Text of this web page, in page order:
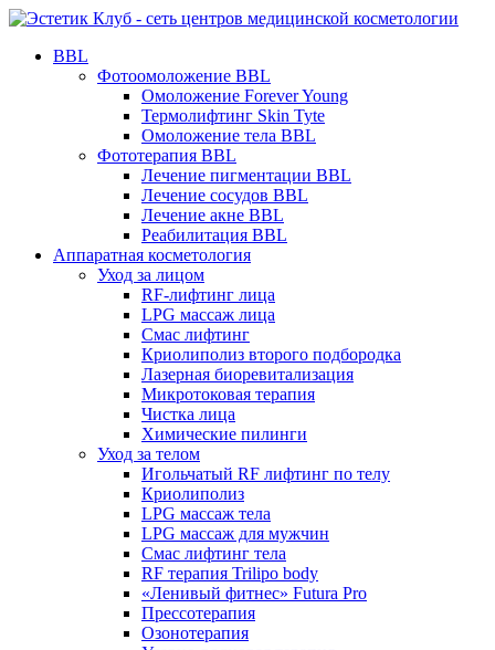
BBL
Фотоомоложение BBL
Омоложение Forever Young
Термолифтинг Skin Tyte
Омоложение тела BBL
Фототерапия BBL
Лечение пигментации BBL
Лечение сосудов BBL
Лечение акне BBL
Реабилитация BBL
Аппаратная косметология
Уход за лицом
RF-лифтинг лица
LPG массаж лица
Смас лифтинг
Криолиполиз второго подбородка
Лазерная биоревитализация
Микротоковая терапия
Чистка лица
Химические пилинги
Уход за телом
Игольчатый RF лифтинг по телу
Криолиполиз
LPG массаж тела
LPG массаж для мужчин
Смас лифтинг тела
RF терапия Trilipo body
«Ленивый фитнес» Futura Pro
Прессотерапия
Озонотерапия